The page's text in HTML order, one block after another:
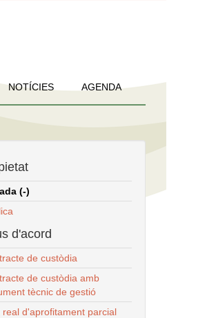
NOTÍCIES AGENDA
(-)
d'acord
de custòdia
de custòdia amb
tècnic de gestió
real d'aprofitament parcial